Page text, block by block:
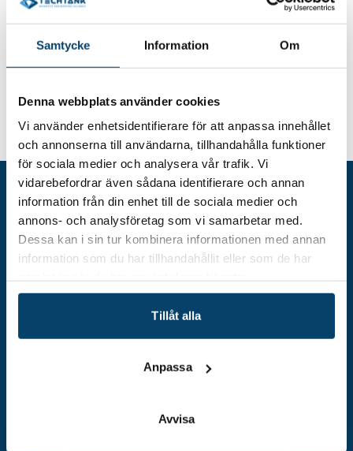
Samtycke Information Om
Denna webbplats använder cookies
Vi använder enhetsidentifierare för att anpassa innehållet
och annonserna till användarna, tillhandahålla funktioner
för sociala medier och analysera vår trafik. Vi
vidarebefordrar även sådana identifierare och annan
information från din enhet till de sociala medier och
annons- och analysföretag som vi samarbetar med.
Dessa kan i sin tur kombinera informationen med annan
information som du har tillhandahållit eller som de har
Tillåt alla
Anpassa
Avvisa
Presentationsteknik
Strategisk kompetensförsörjning(ej datumsatt)
utbildningar:ingela.hakansson@techtank.se
076-861 27 44.
Adress
Techtank Aktiebolag (svb)
Org.nummer: 559179-5439